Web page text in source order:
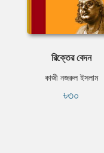
রিক্তের বেদন
কাজী নজরুল ইসলাম
৳৩০